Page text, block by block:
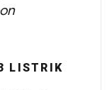
LISTRIK